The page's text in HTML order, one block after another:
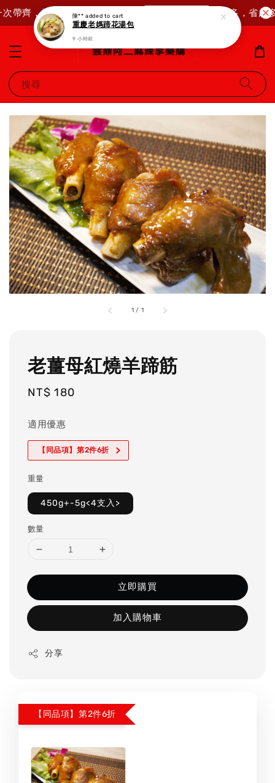
帶齊，超值優惠直接送給你！ 買越多，省越
搜尋
1 / 1
老薑母紅燒羊蹄筋
Regular
NT$ 180
適用優惠
【同品項】第2件6折
重量
450g+-5g<4支入>
數量
立即購買
加入購物車
分享
【同品項】第2件6折
陳** added to cart
重慶老媽蹄花湯包
9 小時前